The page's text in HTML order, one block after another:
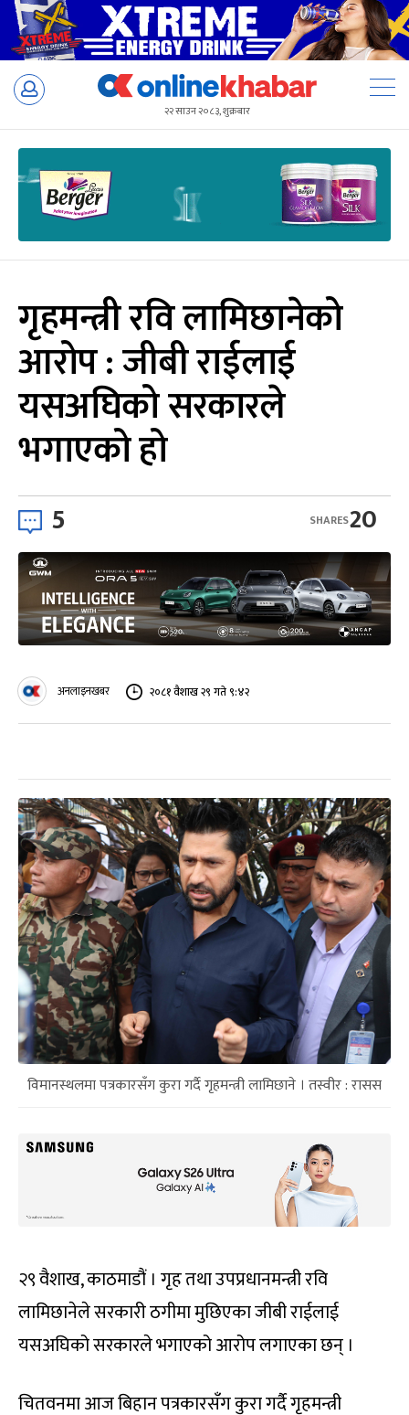
Skip
२२ साउन २०८३, शुक्रबार
गृहमन्त्री रवि लामिछानेको
आरोप : जीबी राईलाई
यसअघिको सरकारले
भगाएको हो
5 20
SHARES
अनलाइनखबर २०८१ वैशाख २९ गते ९:४२
विमानस्थलमा पत्रकारसँग कुरा गर्दै गृहमन्त्री लामिछाने । तस्वीर : रासस
२९ वैशाख, काठमाडौं । गृह तथा उपप्रधानमन्त्री रवि
लामिछानेले सरकारी ठगीमा मुछिएका जीबी राईलाई
यसअघिको सरकारले भगाएको आरोप लगाएका छन् ।
चितवनमा आज बिहान पत्रकारसँग कुरा गर्दै गृहमन्त्री